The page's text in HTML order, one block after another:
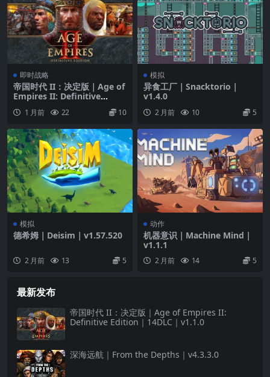
即时战略
帝国时代 II：决定版｜Age of
Empires II: Definitive
1 月前 22 10
模拟
异食工厂｜Snacktorio｜
v1.4.0
2 月前 10 5
模拟
德希姆｜Deisim｜v1.57.520
2 月前 13 5
动作
机器意识｜Machine Mind｜
v1.1.1
2 月前 14 5
最新发布
帝国时代 II：决定版｜Age of Empires II:
Definitive Edition｜14DLC｜v1.1.0
深海远航｜From the Depths｜v4.3.3.0